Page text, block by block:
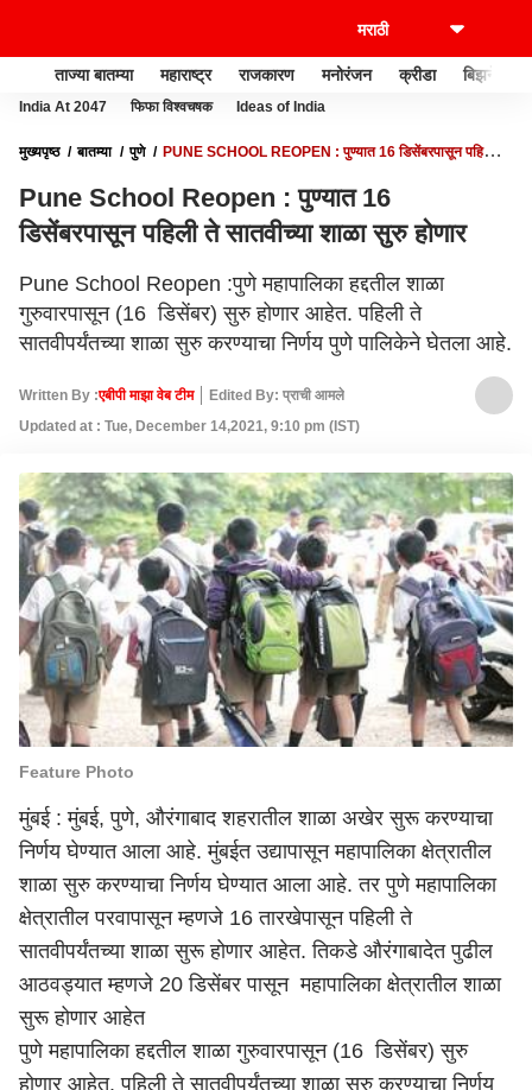
ताज्या बातम्या महाराष्ट्र राजकारण मनोरंजन क्रीडा बिझनेस
India At 2047 फिफा विश्वचषक Ideas of India
मुख्यपृष्ठ बातम्या पुणे
PUNE SCHOOL REOPEN : पुण्यात 16 डिसेंबरपासून पहिली ते
Pune School Reopen : पुण्यात 16
डिसेंबरपासून पहिली ते सातवीच्या शाळा सुरु होणार
Pune School Reopen :पुणे महापालिका हद्दतील शाळा
गुरुवारपासून (16 डिसेंबर) सुरु होणार आहेत. पहिली ते
सातवीपर्यंतच्या शाळा सुरु करण्याचा निर्णय पुणे पालिकेने घेतला आहे.
Written By :एबीपी माझा वेब टीम
Edited By: प्राची आमले
Updated at : Tue, December 14,2021, 9:10 pm (IST)
Feature Photo
मुंबई : मुंबई, पुणे, औरंगाबाद शहरातील शाळा अखेर सुरू करण्याचा
निर्णय घेण्यात आला आहे. मुंबईत उद्यापासून महापालिका क्षेत्रातील
शाळा सुरु करण्याचा निर्णय घेण्यात आला आहे. तर पुणे महापालिका
क्षेत्रातील परवापासून म्हणजे 16 तारखेपासून पहिली ते
सातवीपर्यंतच्या शाळा सुरू होणार आहेत. तिकडे औरंगाबादेत पुढील
आठवड्यात म्हणजे 20 डिसेंबर पासून महापालिका क्षेत्रातील शाळा
सुरू होणार आहेत
पुणे महापालिका हद्दतील शाळा गुरुवारपासून (16 डिसेंबर) सुरु
होणार आहेत. पहिली ते सातवीपर्यंतच्या शाळा सुरु करण्याचा निर्णय